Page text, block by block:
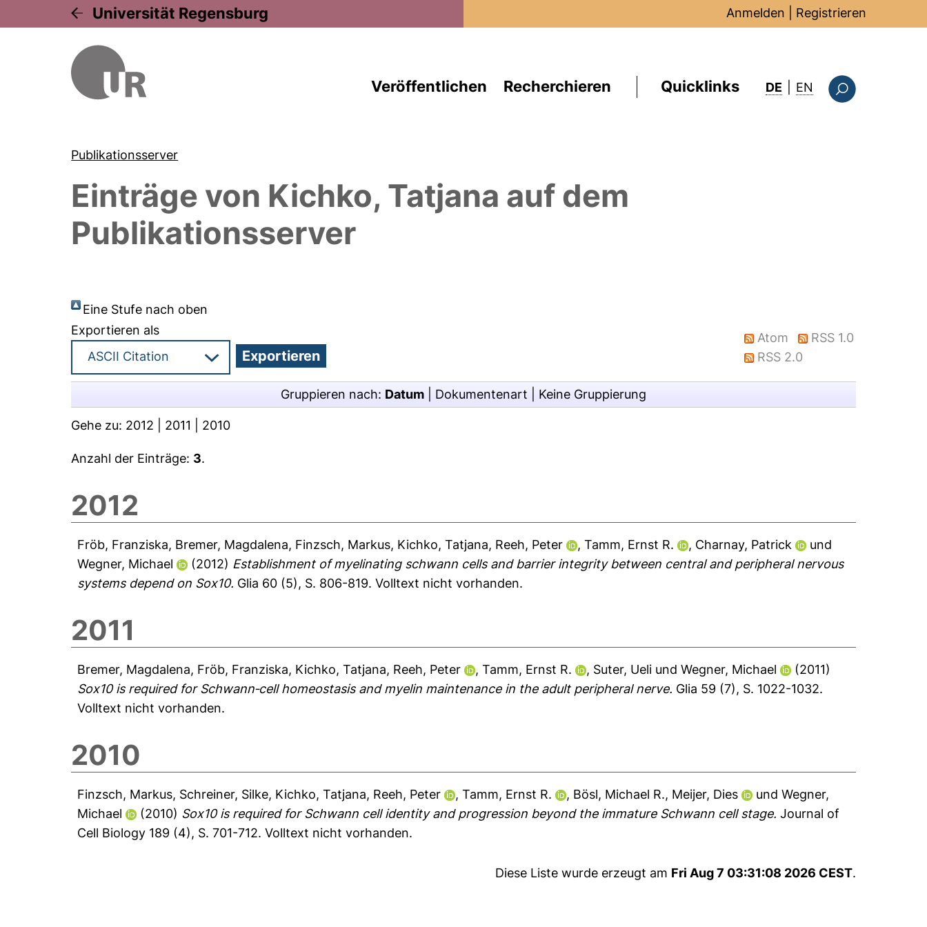
Universität Regensburg Anmelden Registrieren
Veröffentlichen Recherchieren Quicklinks DE EN : this page in
Publikationsserver
Einträge von Kichko, Tatjana auf dem
Publikationsserver
Eine Stufe nach oben
Exportieren als
Atom
RSS 1.0
RSS 2.0
Gruppieren nach: Datum Dokumentenart Keine Gruppierung
Gehe zu: 2012 2011 2010
Anzahl der Einträge: 3.
2012
Fröb, Franziska, Bremer, Magdalena, Finzsch, Markus, Kichko, Tatjana, Reeh, Peter ,Tamm, Ernst R. , Charnay, Patrick
und
Wegner, Michael
(2012) Establishment of myelinating schwann cells and barrier integrity between central and peripheral nervous
systems depend on Sox10. Glia 60 (5), S. 806-819.Volltext nicht vorhanden.
2011
Bremer, Magdalena, Fröb, Franziska, Kichko, Tatjana, Reeh, Peter ,Tamm, Ernst R. , Suter, Ueli undWegner, Michael
(2011)
Sox10 is required for Schwann‐cell homeostasis and myelin maintenance in the adult peripheral nerve. Glia 59 (7), S. 1022-1032.
Volltext nicht vorhanden.
2010
Finzsch, Markus, Schreiner, Silke, Kichko, Tatjana, Reeh, Peter ,Tamm, Ernst R. , Bösl, Michael R., Meijer, Dies undWegner,
Michael
(2010) Sox10 is required for Schwann cell identity and progression beyond the immature Schwann cell stage. Journal of
Cell Biology 189 (4), S. 701-712.Volltext nicht vorhanden.
Diese Liste wurde erzeugt am Fri Aug 7 03:31:08 2026 CEST.